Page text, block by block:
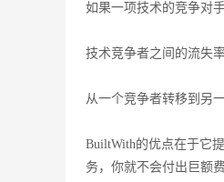
如果一项技术的竞争对
技术竞争者之间的流失
从一个竞争者转移到另
BuiltWith的优点在于它
务，你就不会付出巨额费